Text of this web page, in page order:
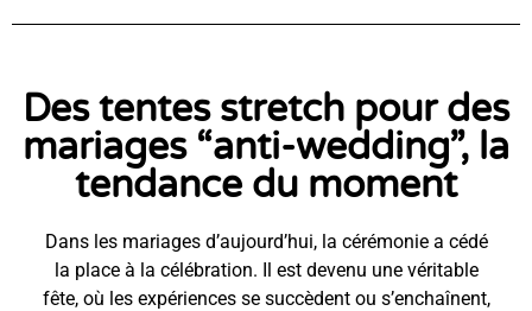
Des tentes stretch pour des
mariages “anti-wedding”, la
tendance du moment
Dans les mariages d’aujourd’hui, la cérémonie a cédé
la place à la célébration. Il est devenu une véritable
fête, où les expériences se succèdent ou s’enchaînent,